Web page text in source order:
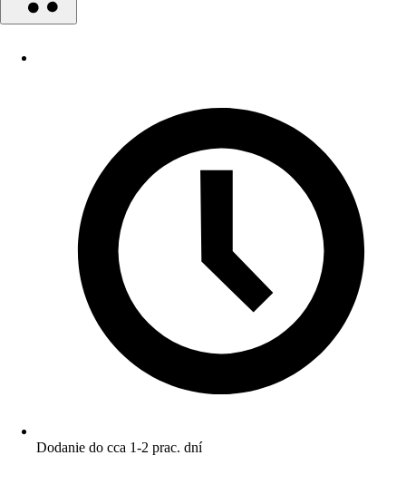
Dodanie do cca 1-2 prac. dní